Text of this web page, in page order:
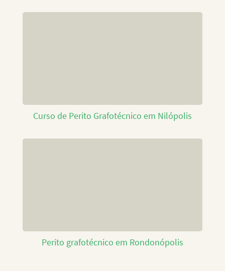
Curso de Perito Grafotécnico em Nilópolis
Perito grafotécnico em Rondonópolis